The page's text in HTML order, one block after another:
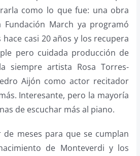
como lo que fue: una obra
Fundación March ya programó
casi 20 años y los recupera
pero cuidada producción de
siempre artista Rosa Torres-
Aijón como actor recitador
Interesante, pero la mayoría
de escuchar más al piano.
meses para que se cumplan
de Monteverdi y los